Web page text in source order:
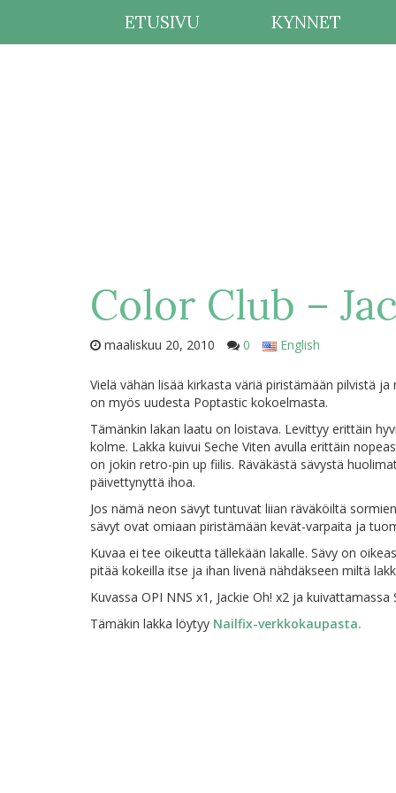
ETUSIVU KYNNET
Color Club –
maaliskuu 20, 2010 0 English
Vielä vähän lisää kirkasta väriä piristämään pilvistä
on myös uudesta Poptastic kokoelmasta.
Tämänkin lakan laatu on loistava. Levittyy erittäin
kolme. Lakka kuivui Seche Viten avulla erittäin
on jokin retro-pin up fiilis. Räväkästä sävystä
päivettynyttä ihoa.
Jos nämä neon sävyt tuntuvat liian räväköiltä
sävyt ovat omiaan piristämään kevät-varpaita ja
Kuvaa ei tee oikeutta tällekään lakalle. Sävy on
pitää kokeilla itse ja ihan livenä nähdäkseen miltä
Kuvassa OPI NNS x1, Jackie Oh! x2 ja kuivattamassa
Tämäkin lakka löytyy Nailfix-verkkokaupasta.